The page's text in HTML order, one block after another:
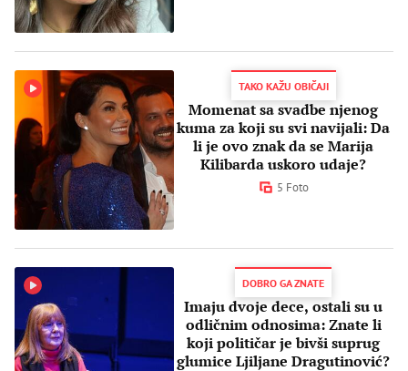
TAKO KAŽU OBIČAJI
Momenat sa svadbe njenog
kuma za koji su svi navijali: Da
li je ovo znak da se Marija
Kilibarda uskoro udaje?
5 Foto
DOBRO GA ZNATE
Imaju dvoje dece, ostali su u
odličnim odnosima: Znate li
koji političar je bivši suprug
glumice Ljiljane Dragutinović?